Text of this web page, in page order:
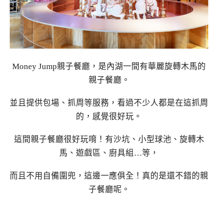
Money Jump親子餐廳，是內湖一間有華麗旋轉木馬的
親子餐廳。
並且提供包場、抓周等服務，看過不少人都是在這抓周
的，感覺很好玩。
這間親子餐廳很好玩唷！有沙坑、小型球池、旋轉木
馬、遊戲區、廚具組…等，
而且不用自備圍兜，這邊一應俱全！真的是還不錯的親
子餐廳呢。